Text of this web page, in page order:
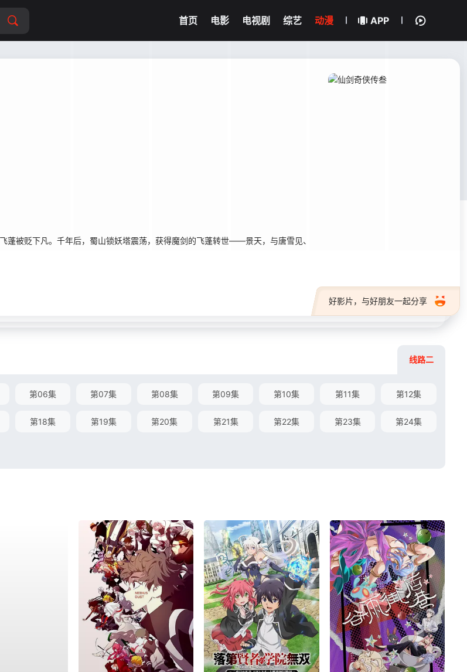
首页 电影 电视剧 综艺 动漫 APP
被贬下凡。千年后，蜀山锁妖塔震荡，获得魔剑的飞蓬转世——景天，与唐雪见、
好影片，与好朋友一起分享
线路二
第06集 第07集 第08集 第09集 第10集 第11集 第12集
第18集 第19集 第20集 第21集 第22集 第23集 第24集